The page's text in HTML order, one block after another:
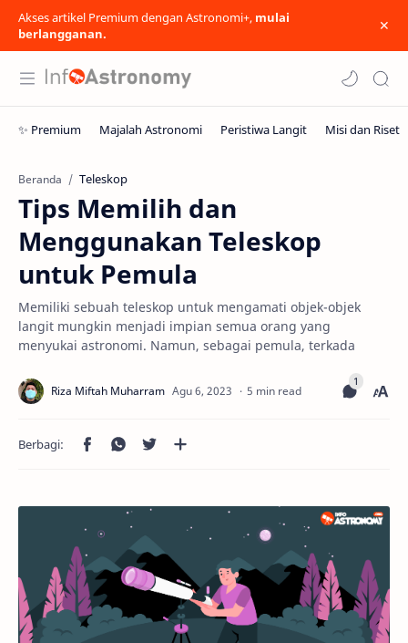
Akses artikel Premium dengan Astronomi+, mulai
berlangganan.
Beranda Teleskop
Tips Memilih dan
Menggunakan Teleskop
untuk Pemula
Memiliki sebuah teleskop untuk mengamati objek-objek
langit mungkin menjadi impian semua orang yang
menyukai astronomi. Namun, sebagai pemula, terkada
5 min read